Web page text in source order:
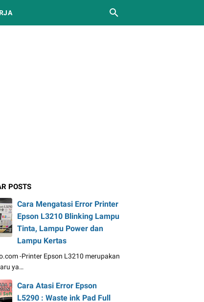
POSTS
Cara Mengatasi Error Printer
Epson L3210 Blinking Lampu
Tinta, Lampu Power dan
Lampu Kertas
-Printer Epson L3210 merupakan
ya…
Cara Atasi Error Epson
L5290 : Waste ink Pad Full